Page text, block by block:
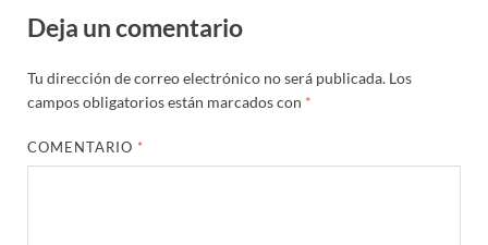
Deja un comentario
Tu dirección de correo electrónico no será publicada. Los
campos obligatorios están marcados con *
COMENTARIO *